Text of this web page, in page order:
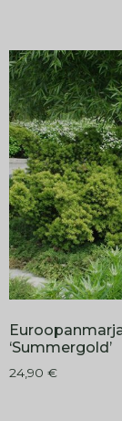
‘Summergold’
24,90 €